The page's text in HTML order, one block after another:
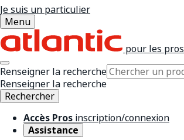
Je suis un particulier
Menu
pour les pros
Renseigner la recherche
Renseigner la recherche
Rechercher
Accès Pros inscription/connexion
Assistance